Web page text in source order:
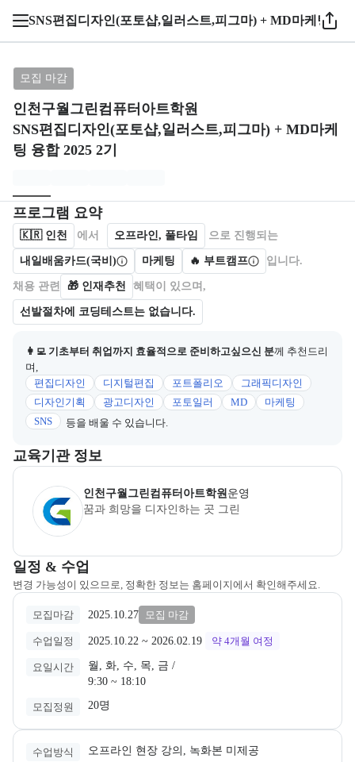
SNS편집디자인(포토샵,일러스트,피그마) + MD마케팅 융
1 / 5
모집 마감
인천구월그린컴퓨터아트학원
SNS편집디자인(포토샵,일러스트,피그마) + MD마케
팅 융합 2025 2기
브랜드: 인천구월그린컴퓨터아트학원, 과정명: SNS
모집개요
프로그램 요약
캠프를 운영하거나 참여하는 회사 정보를 카드 형태로 제공한다.
🇰🇷 인천 에서 오프라인, 풀타임 으로 진행되는
내일배움카드(국비) 마케팅 🔥 부트캠프 입니다.
채용 관련 🎁 인재추천 혜택이 있으며,
선발절차에 코딩테스트는 없습니다.
👩‍💻 기초부터 취업까지 효율적으로 준비하고싶으신 분께 추천드리
며,
편집디자인
디지털편집 포트폴리오
그래픽디자인
디자인기획
광고디자인 포토일러 MD
마케팅
SNS
등을 배울 수 있습니다.
이 섹션에서는 부트캠프를 운영하거나 주관하는 회사의 정보를 카드
교육기관 정보
인천구월그린컴퓨터아트학원은(는) 본 부트캠프의
인천구월그린컴퓨터아트학원 운영
꿈과 희망을 디자인하는 곳 그린
일정 & 수업
변경 가능성이 있으므로, 정확한 정보는 홈페이지에서 확인해주세요.
교육과정 일정과 모집 상태에 따른 안내를 제공한다.
모집마감 2025.10.27 모집 마감
수업일정 2025.10.22 ~ 2026.02.19 약 4개월 여정
요일시간
월, 화, 수, 목, 금 /
9:30 ~ 18:10
모집정원 20명
수업방식 오프라인 현장 강의, 녹화본 미제공